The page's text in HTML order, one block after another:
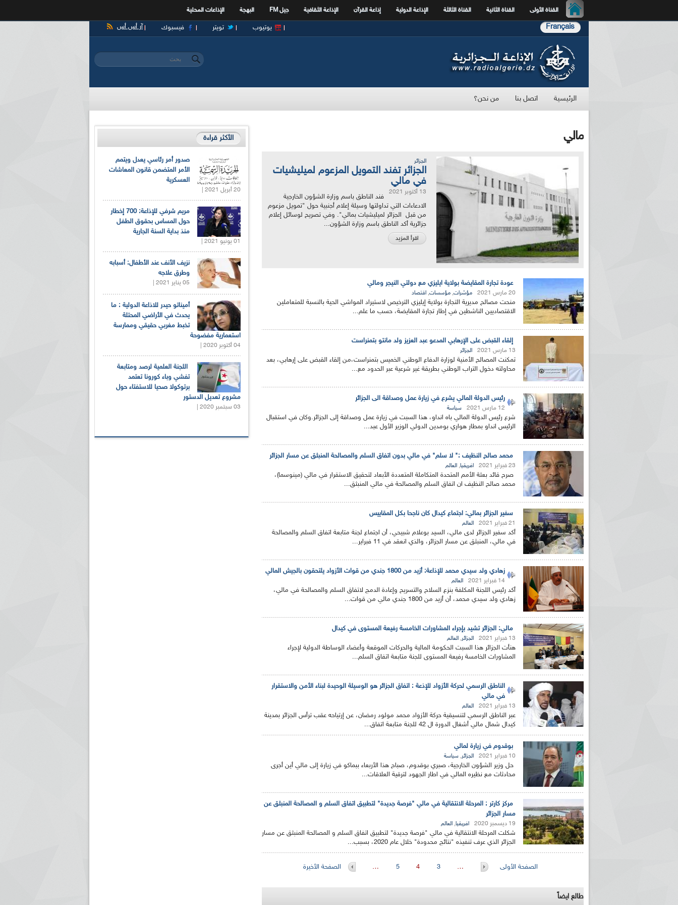
القناة الأولى القناة الثانية القناة الثالثة الإذاعة الدولية إذاعة القرآن الإذاعة الثقافية جيل FM البهجة الإذاعات المحلية
Français آر أس أس فيسبوك تويتر يوتيوب
استمارة البحث
‏بحث ‏
الرئيسية اتصل بنا من نحن؟
مالي
الجزائر
الجزائر تفند التمويل المزعوم لميليشيات
في مالي
13 أكتوبر 2021
فند الناطق باسم وزارة الشؤون الخارجية
الادعاءات التي تداولتها وسيلة إعلام أجنبية حول "تمويل مزعوم
من قبل الجزائر لميليشيات بمالي". وفي تصريح لوسائل إعلام
جزائرية أكد الناطق باسم وزارة الشؤون...
اقرأ المزيد
عودة تجارة المقايضة بولاية ايليزي مع دولتي النيجر ومالي
20 مارس 2021 مؤشرات, مؤسسات, اقتصاد
منحت مصالح مديرية التجارة بولاية إيليزي الترخيص لاستيراد المواشي الحية بالنسبة للمتعاملين
الاقتصاديين الناشطين في إطار تجارة المقايضة، حسب ما علم...
إلقاء القبض على الإرهابي المدعو عبد العزيز ولد مانتو بتمنراست
13 مارس 2021 الجزائر
تمكنت المصالح الأمنية لوزارة الدفاع الوطني الخميس بتمنراست،من إلقاء القبض على إرهابي، بعد
محاولته دخول التراب الوطني بطريقة غير شرعية عبر الحدود مع...
رئيس الدولة المالي يشرع في زيارة عمل وصداقة الى الجزائر
12 مارس 2021 سياسة
شرع رئيس الدولة المالي باه انداو، هذا السبت في زيارة عمل وصداقة إلى الجزائر.وكان في استقبال
الرئيس انداو بمطار هواري بومدين الدولي الوزير الأول عبد...
محمد صالح النظيف :" لا سلم" في مالي بدون اتفاق السلم والمصالحة المنبثق عن مسار الجزائر
23 فبراير 2021 افريقيا, العالم
صرح قائد بعثة الأمم المتحدة المتكاملة المتعددة الأبعاد لتحقيق الاستقرار في مالي (مينوسما)،
محمد صالح النظيف ان اتفاق السلم والمصالحة في مالي المنبثق...
سفير الجزائر بمالي: اجتماع كيدال كان ناجحا بكل المقاييس
21 فبراير 2021 العالم
أكد سفير الجزائر لدى مالي، السيد بوعلام شبيحي، أن اجتماع لجنة متابعة اتفاق السلم والمصالحة
في مالي، المنبثق عن مسار الجزائر، والذي انعقد في 11 فبراير...
زهادي ولد سيدي محمد للإذاعة: أزيد من 1800 جندي من قوات الأزواد يلتحقون بالجيش المالي
14 فبراير 2021 العالم
أكد رئيس اللجنة المكلفة بنزع السلاح والتسريح وإعادة الدمج لاتفاق السلم والمصالحة في مالي،
زهادي ولد سيدي محمد، أن أزيد من 1800 جندي مالي من قوات...
مالي: الجزائر تشيد بإجراء المشاورات الخامسة رفيعة المستوى في كيدال
13 فبراير 2021 الجزائر, العالم
هنأت الجزائر هذا السبت الحكومة المالية والحركات الموقعة وأعضاء الوساطة الدولية لإجراء
المشاورات الخامسة رفيعة المستوى للجنة متابعة اتفاق السلم...
الناطق الرسمي لحركة الأزواد للإذعة : اتفاق الجزائر هو الوسيلة الوحيدة لبناء الأمن والاستقرار
في مالي
13 فبراير 2021 العالم
عبر الناطق الرسمي لتنسيقية حركة الأزواد محمد مولود رمضان، عن إرتياحه عقب ترأس الجزائر بمدينة
كيدال شمال مالي أشغال الدورة ال 42 للجنة متابعة اتفاق...
بوقدوم في زيارة لمالي
10 فبراير 2021 الجزائر, سياسة
حل وزير الشؤون الخارجية، صبري بوقدوم، صباح هذا الأربعاء ببماكو في زيارة إلى مالي أين أجرى
محادثات مع نظيره المالي في اطار الجهود لترقية العلاقات...
مركز كارتر : المرحلة الانتقالية في مالي "فرصة جديدة" لتطبيق اتفاق السلم و المصالحة المنبثق عن
مسار الجزائر
19 ديسمبر 2020 افريقيا, العالم
شكلت المرحلة الانتقالية في مالي "فرصة جديدة" لتطبيق اتفاق السلم و المصالحة المنبثق عن مسار
الجزائر الذي عرف تنفيذه "نتائج محدودة" خلال عام 2020، بسبب...
الصفحة الأولى …
3
4
5
… الصفحة الأخيرة
طالع ايضاً
الأكثر قراءة
صدور أمر رئاسي يعدل ويتمم
الأمر المتضمن قانون المعاشات
العسكرية
20 أبريل 2021 |
مريم شرفي للإذاعة: 700 إخطار
حول المساس بحقوق الطفل
منذ بداية السنة الجارية
01 يونيو 2021 |
نزيف الأنف عند الأطفال: أسبابه
وطرق علاجه
05 يناير 2021 |
أميناتو حيدر للاذاعة الدولية : ما
يحدث في الأراضي المحتلة
تخبط مغربي حقيقي وممارسة
استعمارية مفضوحة
04 أكتوبر 2020 |
اللجنة العلمية لرصد ومتابعة
تفشي وباء كورونا تعتمد
برتوكولا صحيا للاستفتاء حول
مشروع تعديل الدستور
03 سبتمبر 2020 |